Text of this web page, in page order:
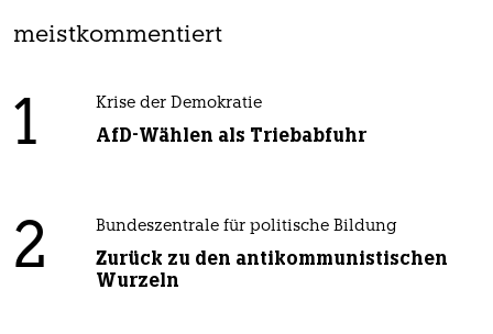
meistkommentiert
1 Krise der Demokratie
AfD-Wählen als Triebabfuhr
2 Bundeszentrale für politische Bildung
Zurück zu den antikommunistischen
Wurzeln